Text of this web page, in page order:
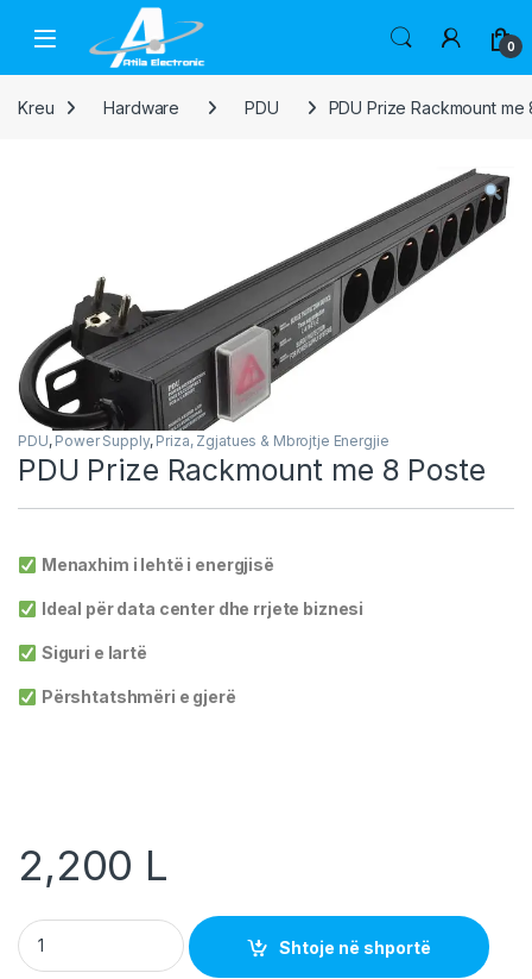
Skip to navigation
Open 0
Kreu Hardware PDU PDU Prize Rackmount me
PDU, Power Supply, Priza, Zgjatues & Mbrojtje Energjie
PDU Prize Rackmount me 8 Poste
Menaxhim i lehtë i energjisë
Ideal për data center dhe rrjete biznesi
Siguri e lartë
Përshtatshmëri e gjerë
2,200 L
PDU Prize Rackmount me 8 Poste quantity
Shtoje në shportë